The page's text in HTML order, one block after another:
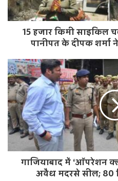
15 हजार किमी साइकिल
पानीपत के दीपक शर्मा
गाजियाबाद में ‘ऑपरेशन
अवैध मदरसे सील; 80